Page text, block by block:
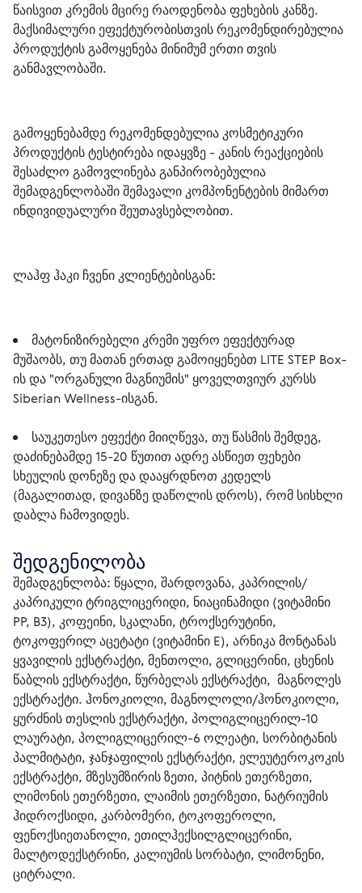
წაისვით კრემის მცირე რაოდენობა ფეხების კანზე.
მაქსიმალური ეფექტურობისთვის რეკომენდირებულია
პროდუქტის გამოყენება მინიმუმ ერთი თვის
განმავლობაში.
გამოყენებამდე რეკომენდებულია კოსმეტიკური
პროდუქტის ტესტირება იდაყვზე - კანის რეაქციების
შესაძლო გამოვლინება განპირობებულია
შემადგენლობაში შემავალი კომპონენტების მიმართ
ინდივიდუალური შეუთავსებლობით.
ლაჰფ ჰაკი ჩვენი კლიენტებისგან:
მატონიზირებელი კრემი უფრო ეფექტურად
მუშაობს, თუ მათან ერთად გამოიყენებთ LITE STEP Box-
ის და "ორგანული მაგნიუმის" ყოველთვიურ კურსს
Siberian Wellness-ისგან.
საუკეთესო ეფექტი მიიღწევა, თუ წასმის შემდეგ,
დაძინებამდე 15-20 წუთით ადრე ასწიეთ ფეხები
სხეულის დონეზე და დააყრდნოთ კედელს
(მაგალითად, დივანზე დაწოლის დროს), რომ სისხლი
დაბლა ჩამოვიდეს.
შედგენილობა
შემადგენლობა: წყალი, შარდოვანა, კაპრილის/
კაპრიკული ტრიგლიცერიდი, ნიაცინამიდი (ვიტამინი
PP, B3), კოფეინი, სკალანი, ტროქსერუტინი,
ტოკოფერილ აცეტატი (ვიტამინი E), არნიკა მონტანას
ყვავილის ექსტრაქტი, მენთოლი, გლიცერინი, ცხენის
წაბლის ექსტრაქტი, წურბელას ექსტრაქტი,  მაგნოლეს
ექსტრაქტი. ჰონოკიოლი, მაგნოლოლი/ჰონოკიოლი,
ყურძნის თესლის ექსტრაქტი, პოლიგლიცერილ-10
ლაურატი, პოლიგლიცერილ-6 ოლეატი, სორბიტანის
პალმიტატი, ჯანჯაფილის ექსტრაქტი, ელეუტეროკოკის
ექსტრაქტი, მზესუმზირის ზეთი, პიტნის ეთერზეთი,
ლიმონის ეთერზეთი, ლაიმის ეთერზეთი, ნატრიუმის
ჰიდროქსიდი, კარბომერი, ტოკოფეროლი,
ფენოქსიეთანოლი, ეთილჰექსილგლიცერინი,
მალტოდექსტრინი, კალიუმის სორბატი, ლიმონენი,
ციტრალი.